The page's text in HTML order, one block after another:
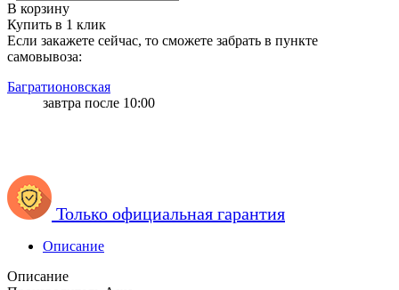
В корзину
Купить в 1 клик
Если закажете сейчас, то сможете забрать в пункте
самовывоза:
Багратионовская
завтра после 10:00
Только официальная гарантия
Описание
Описание